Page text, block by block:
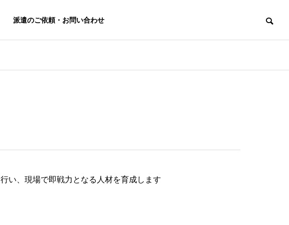
派遣のご依頼・お問い合わせ
い、現場で即戦力となる人材を育成します